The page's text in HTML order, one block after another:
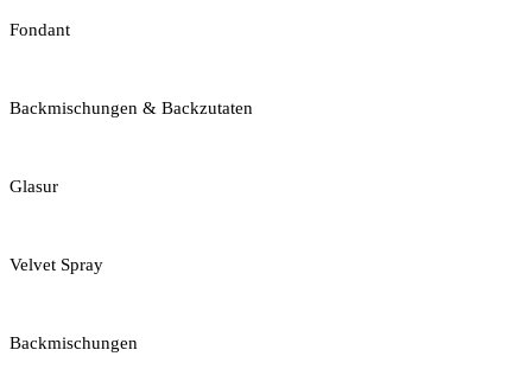
Fondant
Backmischungen & Backzutaten
Glasur
Velvet Spray
Backmischungen